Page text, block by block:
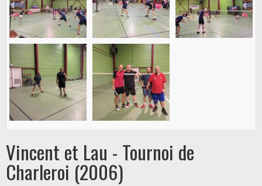
Vincent et Lau - Tournoi de
Charleroi (2006)